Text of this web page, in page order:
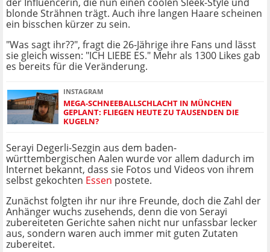
blonde Strähnen trägt. Auch ihre langen Haare scheinen
ein bisschen kürzer zu sein.
"Was sagt ihr??", fragt die 26-Jährige ihre Fans und lässt
sie gleich wissen: "ICH LIEBE ES." Mehr als 1300 Likes gab
es bereits für die Veränderung.
INSTAGRAM
MEGA-SCHNEEBALLSCHLACHT IN MÜNCHEN
GEPLANT: FLIEGEN HEUTE ZU TAUSENDEN DIE
KUGELN?
Serayi Degerli-Sezgin aus dem baden-
württembergischen Aalen wurde vor allem dadurch im
Internet bekannt, dass sie Fotos und Videos von ihrem
selbst gekochten Essen postete.
Zunächst folgten ihr nur ihre Freunde, doch die Zahl der
Anhänger wuchs zusehends, denn die von Serayi
zubereiteten Gerichte sahen nicht nur unfassbar lecker
aus, sondern waren auch immer mit guten Zutaten
zubereitet.